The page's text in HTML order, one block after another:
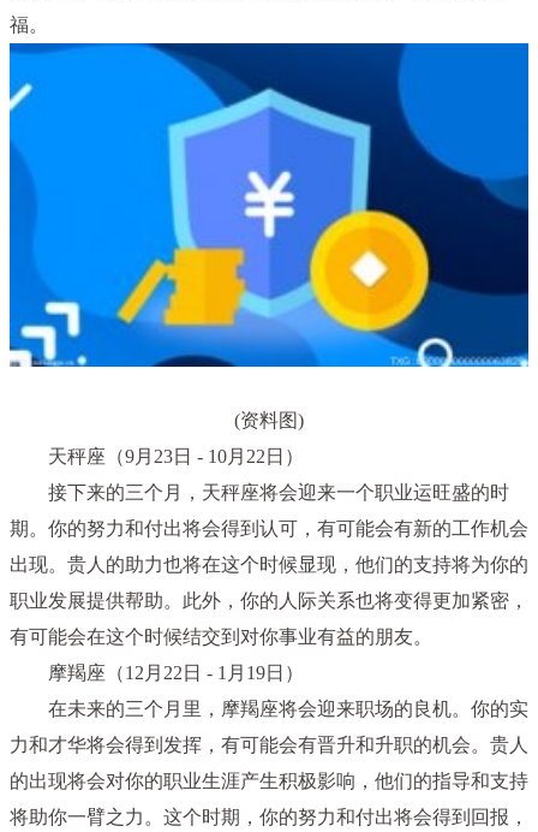
福。
(资料图)
天秤座（9月23日 - 10月22日）
接下来的三个月，天秤座将会迎来一个职业运旺盛的时
期。你的努力和付出将会得到认可，有可能会有新的工作机会
出现。贵人的助力也将在这个时候显现，他们的支持将为你的
职业发展提供帮助。此外，你的人际关系也将变得更加紧密，
有可能会在这个时候结交到对你事业有益的朋友。
摩羯座（12月22日 - 1月19日）
在未来的三个月里，摩羯座将会迎来职场的良机。你的实
力和才华将会得到发挥，有可能会有晋升和升职的机会。贵人
的出现将会对你的职业生涯产生积极影响，他们的指导和支持
将助你一臂之力。这个时期，你的努力和付出将会得到回报，